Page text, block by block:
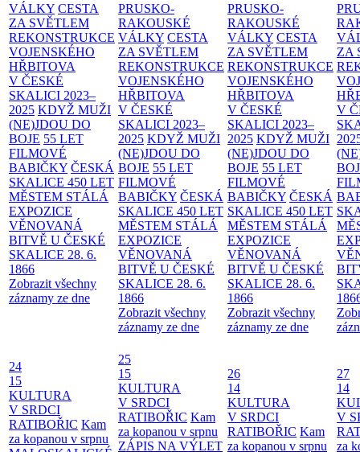
VÁLKY CESTA
ZA SVĚTLEM
REKONSTRUKCE
VOJENSKÉHO
HŘBITOVA
V ČESKÉ
SKALICI 2023–
2025 KDYŽ MUŽI
(NE)JDOU DO
BOJE 55 LET
FILMOVÉ
BABIČKY ČESKÁ
SKALICE 450 LET
MĚSTEM STÁLÁ
EXPOZICE
VĚNOVANÁ
BITVĚ U ČESKÉ
SKALICE 28. 6.
1866
Zobrazit všechny
záznamy ze dne
PRUSKO-
RAKOUSKÉ
VÁLKY CESTA
ZA SVĚTLEM
REKONSTRUKCE
VOJENSKÉHO
HŘBITOVA
V ČESKÉ
SKALICI 2023–
2025 KDYŽ MUŽI
(NE)JDOU DO
BOJE 55 LET
FILMOVÉ
BABIČKY ČESKÁ
SKALICE 450 LET
MĚSTEM STÁLÁ
EXPOZICE
VĚNOVANÁ
BITVĚ U ČESKÉ
SKALICE 28. 6.
1866
Zobrazit všechny
záznamy ze dne
PRUSKO-
RAKOUSKÉ
VÁLKY CESTA
ZA SVĚTLEM
REKONSTRUKCE
VOJENSKÉHO
HŘBITOVA
V ČESKÉ
SKALICI 2023–
2025 KDYŽ MUŽI
(NE)JDOU DO
BOJE 55 LET
FILMOVÉ
BABIČKY ČESKÁ
SKALICE 450 LET
MĚSTEM STÁLÁ
EXPOZICE
VĚNOVANÁ
BITVĚ U ČESKÉ
SKALICE 28. 6.
1866
Zobrazit všechny
záznamy ze dne
ZA
V
24
15
KULTURA
V SRDCI
RATIBOŘIC Kam
za kopanou v srpnu
25
15
KULTURA
V SRDCI
RATIBOŘIC Kam
za kopanou v srpnu
ZÁPIS NA VÝLET
26
14
KULTURA
V SRDCI
RATIBOŘIC Kam
za kopanou v srpnu
27
14
V
za